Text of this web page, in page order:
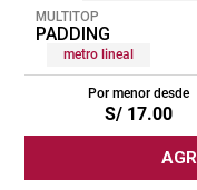
MULTITOP
PADDING
metro lineal
Por menor desde
S/ 17.00